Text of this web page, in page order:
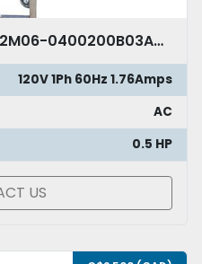
DORNER 2200 SERIES 2C2M06-0400200B03AH060 - Convoyeur élévateur
120V 1Ph 60Hz 1.76Amps
AC
0.5 HP
US